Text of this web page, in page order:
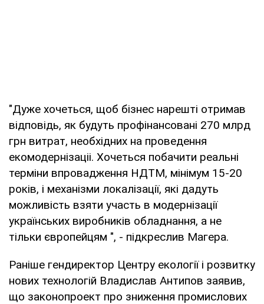
"Дуже хочеться, щоб бізнес нарешті отримав
відповідь, як будуть профінансовані 270 млрд
грн витрат, необхідних на проведення
екомодернізаціі. Хочеться побачити реальні
терміни впровадження НДТМ, мінімум 15-20
років, і механізми локалізації, які дадуть
можливість взяти участь в модернізації
українських виробників обладнання, а не
тільки європейцям ", - підкреслив Магера.
Раніше гендиректор Центру екології і розвитку
нових технологій Владислав Антипов заявив,
що законопроект про зниження промислових